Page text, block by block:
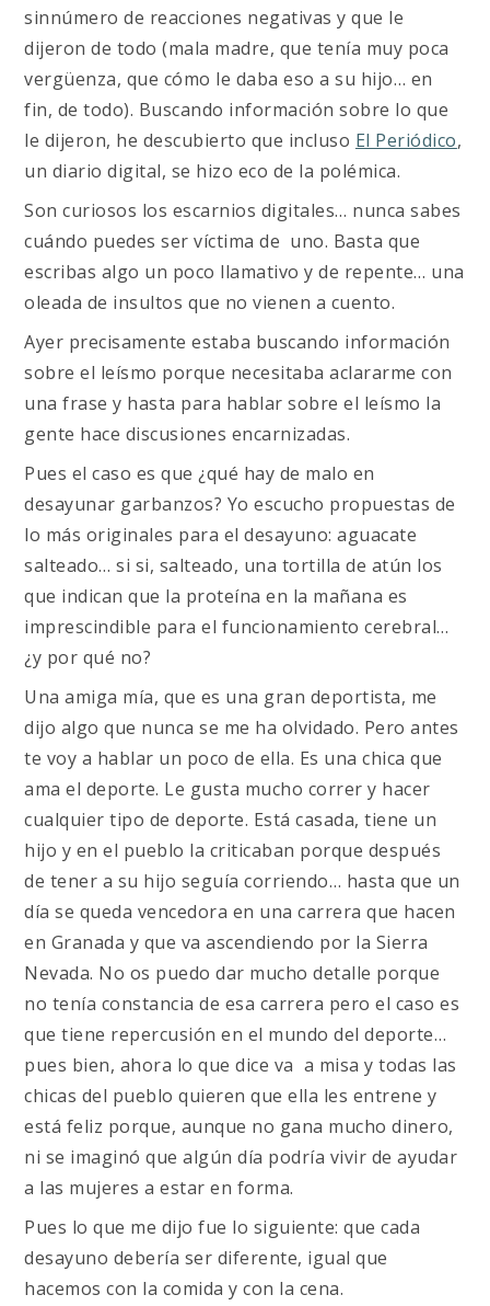
sinnúmero de reacciones negativas y que le
dijeron de todo (mala madre, que tenía muy poca
vergüenza, que cómo le daba eso a su hijo… en
fin, de todo). Buscando información sobre lo que
le dijeron, he descubierto que incluso El Periódico,
un diario digital, se hizo eco de la polémica.
Son curiosos los escarnios digitales… nunca sabes
cuándo puedes ser víctima de uno. Basta que
escribas algo un poco llamativo y de repente… una
oleada de insultos que no vienen a cuento.
Ayer precisamente estaba buscando información
sobre el leísmo porque necesitaba aclararme con
una frase y hasta para hablar sobre el leísmo la
gente hace discusiones encarnizadas.
Pues el caso es que ¿qué hay de malo en
desayunar garbanzos? Yo escucho propuestas de
lo más originales para el desayuno: aguacate
salteado… si si, salteado, una tortilla de atún los
que indican que la proteína en la mañana es
imprescindible para el funcionamiento cerebral…
¿y por qué no?
Una amiga mía, que es una gran deportista, me
dijo algo que nunca se me ha olvidado. Pero antes
te voy a hablar un poco de ella. Es una chica que
ama el deporte. Le gusta mucho correr y hacer
cualquier tipo de deporte. Está casada, tiene un
hijo y en el pueblo la criticaban porque después
de tener a su hijo seguía corriendo… hasta que un
día se queda vencedora en una carrera que hacen
en Granada y que va ascendiendo por la Sierra
Nevada. No os puedo dar mucho detalle porque
no tenía constancia de esa carrera pero el caso es
que tiene repercusión en el mundo del deporte…
pues bien, ahora lo que dice va a misa y todas las
chicas del pueblo quieren que ella les entrene y
está feliz porque, aunque no gana mucho dinero,
ni se imaginó que algún día podría vivir de ayudar
a las mujeres a estar en forma.
Pues lo que me dijo fue lo siguiente: que cada
desayuno debería ser diferente, igual que
hacemos con la comida y con la cena.